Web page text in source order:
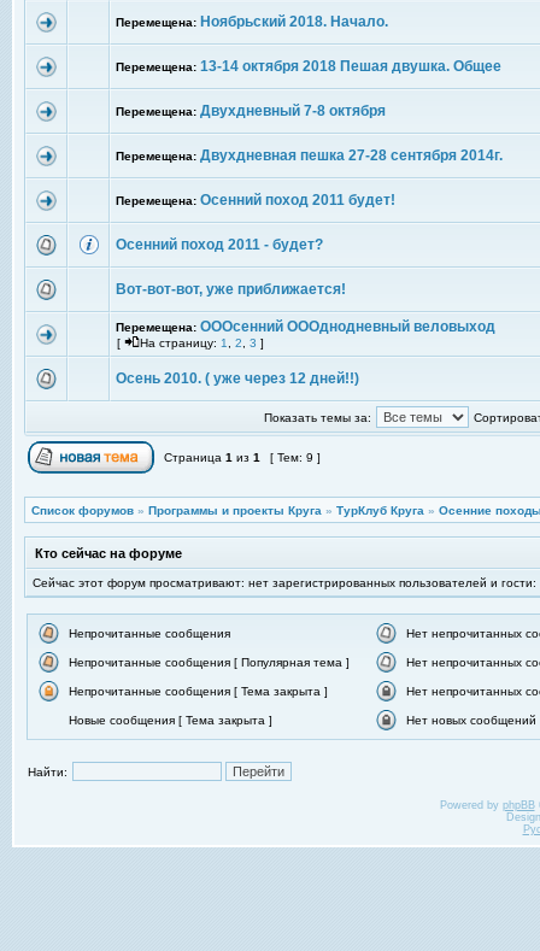
Перемещена: Ноябрьский 2018. Начало.
Перемещена: 13-14 октября 2018 Пешая двушка. Общее
Перемещена: Двухдневный 7-8 октября
Перемещена: Двухдневная пешка 27-28 сентября 2014г.
Перемещена: Осенний поход 2011 будет!
Осенний поход 2011 - будет?
Вот-вот-вот, уже приближается!
Перемещена: ОООсенний ОООднодневный веловыход
[ На страницу: 1 2 3 ]
Осень 2010. ( уже через 12 дней!!)
Показать темы за:
Страница 1 из 1 [ Тем: 9 ]
Список форумов » Программы и проекты Круга » ТурКлуб Круга » Осенние
Кто сейчас на форуме
Сейчас этот форум просматривают: нет зарегистрированных пользователей и гости:
Непрочитанные сообщения Нет непрочитанных
Непрочитанные сообщения [ Популярная тема ] Нет непрочитанных
Непрочитанные сообщения [ Тема закрыта ] Нет непрочитанных
Новые сообщения [ Тема закрыта ] Нет новых сообщений
Найти:
Powered by phpBB